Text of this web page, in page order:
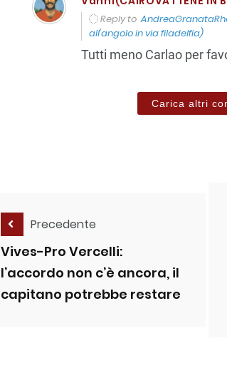
Reply to
all'angolo in via filadelfia)
Tutti meno Carlao per
Carica altri
Precedente
Vives-Pro Vercelli:
l’accordo non c’è ancora, il
capitano potrebbe restare